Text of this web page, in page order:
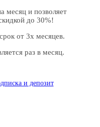
месяц и позволяет
до 30%!
от 3х месяцев.
раз в месяц.
и депозит